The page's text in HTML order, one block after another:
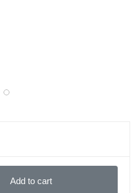
Add to cart